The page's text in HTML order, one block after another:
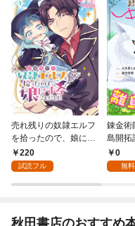
売れ残りの奴隷エルフ
を拾ったので、娘にす
ることにした(話売り)
#1
220
試読フル
錬金術
島開拓
（コ
0
無料